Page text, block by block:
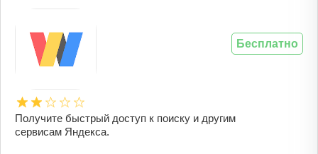
Получите быстрый доступ к поиску и другим
сервисам Яндекса.
Бесплатно